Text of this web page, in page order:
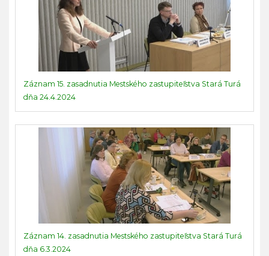
Záznam 15. zasadnutia Mestského zastupiteľstva Stará Turá
dňa 24.4.2024
Záznam 14. zasadnutia Mestského zastupiteľstva Stará Turá
dňa 6.3.2024